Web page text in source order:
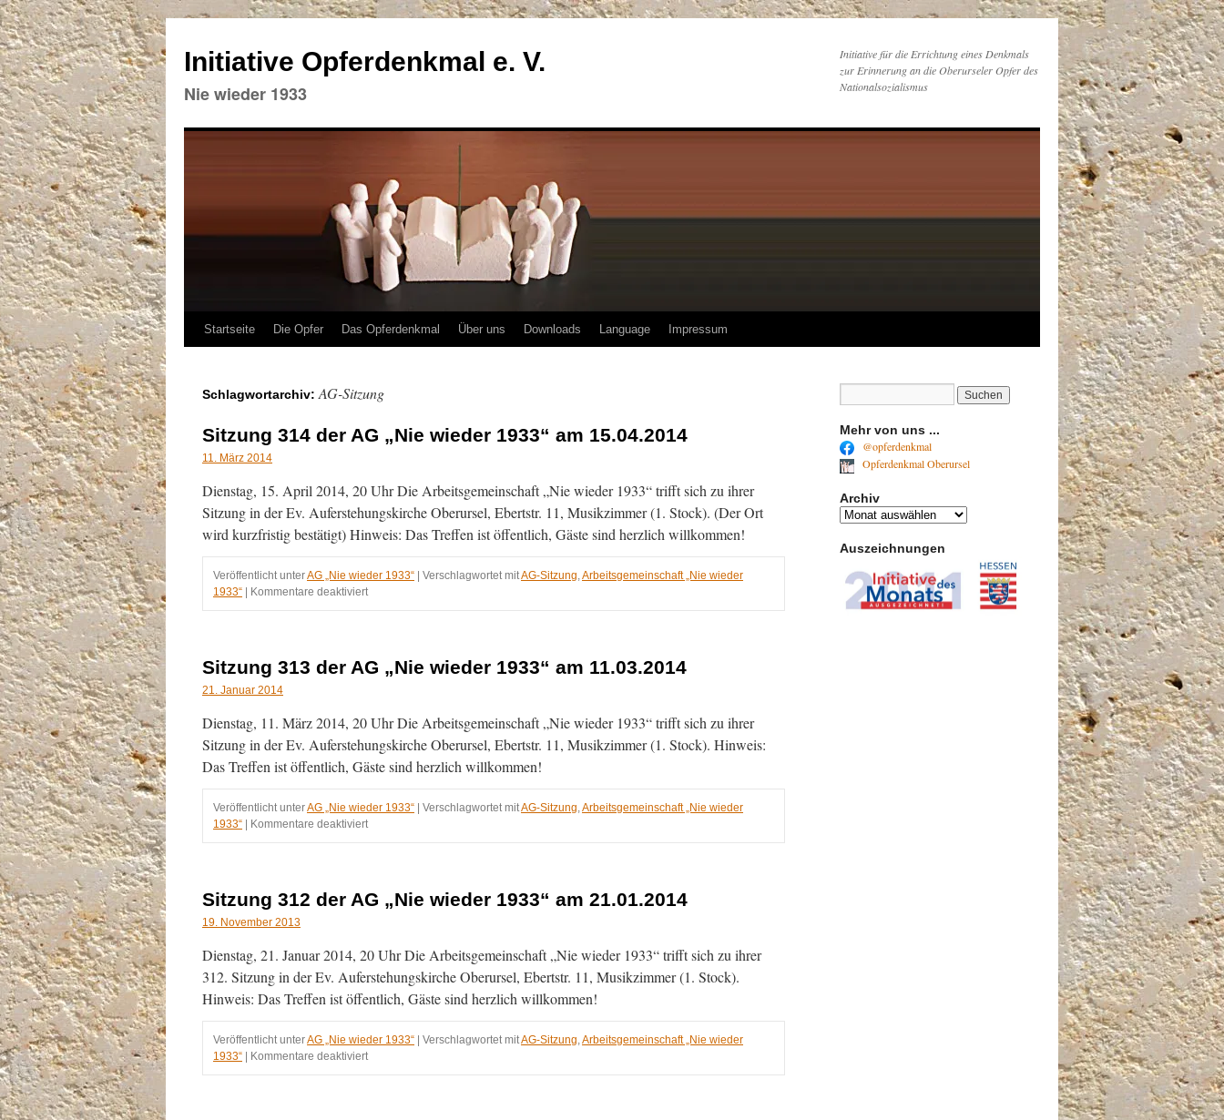
Initiative Opferdenkmal e. V.
Nie wieder 1933
Initiative für die Errichtung eines Denkmals
zur Erinnerung an die Oberurseler Opfer des
Nationalsozialismus
Zum
springen
Startseite Die Opfer Das Opferdenkmal Über uns Downloads Language Impressum
Schlagwortarchiv: AG-Sitzung
Sitzung 314 der AG „Nie wieder 1933“ am 15.04.2014
11. März 2014
Dienstag, 15. April 2014, 20 Uhr Die Arbeitsgemeinschaft „Nie wieder 1933“ trifft sich zu ihrer
Sitzung in der Ev. Auferstehungskirche Oberursel, Ebertstr. 11, Musikzimmer (1. Stock). (Der Ort
wird kurzfristig bestätigt) Hinweis: Das Treffen ist öffentlich, Gäste sind herzlich willkommen!
Veröffentlicht unterAG „Nie wieder 1933“ Verschlagwortet mitAG-Sitzung,Arbeitsgemeinschaft „Nie wieder
1933“
Kommentare deaktiviertfür
Sitzung
„Nie
am
15.04.2014
Sitzung 313 der AG „Nie wieder 1933“ am 11.03.2014
21. Januar 2014
Dienstag, 11. März 2014, 20 Uhr Die Arbeitsgemeinschaft „Nie wieder 1933“ trifft sich zu ihrer
Sitzung in der Ev. Auferstehungskirche Oberursel, Ebertstr. 11, Musikzimmer (1. Stock). Hinweis:
Das Treffen ist öffentlich, Gäste sind herzlich willkommen!
Veröffentlicht unterAG „Nie wieder 1933“ Verschlagwortet mitAG-Sitzung,Arbeitsgemeinschaft „Nie wieder
1933“
Kommentare deaktiviertfür
Sitzung
„Nie
am
11.03.2014
Sitzung 312 der AG „Nie wieder 1933“ am 21.01.2014
19. November 2013
Dienstag, 21. Januar 2014, 20 Uhr Die Arbeitsgemeinschaft „Nie wieder 1933“ trifft sich zu ihrer
312. Sitzung in der Ev. Auferstehungskirche Oberursel, Ebertstr. 11, Musikzimmer (1. Stock).
Hinweis: Das Treffen ist öffentlich, Gäste sind herzlich willkommen!
Veröffentlicht unterAG „Nie wieder 1933“ Verschlagwortet mitAG-Sitzung,Arbeitsgemeinschaft „Nie wieder
1933“
Kommentare deaktiviertfür
Sitzung
Mehr von uns ...
@opferdenkmal
Opferdenkmal Oberursel
Archiv
Archiv
Auszeichnungen